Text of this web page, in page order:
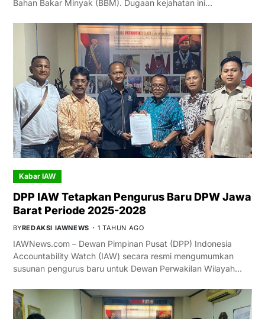
Bahan Bakar Minyak (BBM). Dugaan kejahatan ini…
Kabar IAW
DPP IAW Tetapkan Pengurus Baru DPW Jawa
Barat Periode 2025-2028
BYREDAKSI IAWNEWS 1 TAHUN AGO
IAWNews.com – Dewan Pimpinan Pusat (DPP) Indonesia
Accountability Watch (IAW) secara resmi mengumumkan
susunan pengurus baru untuk Dewan Perwakilan Wilayah…